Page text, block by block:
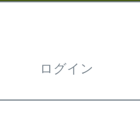
ログイン